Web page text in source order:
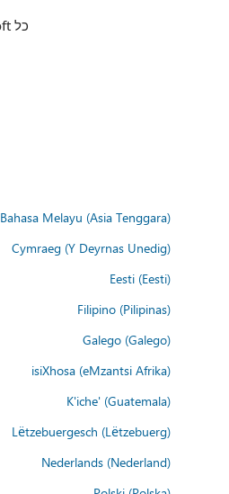
כל Microsoft
Bahasa Melayu (Asia Tenggara)
Cymraeg (Y Deyrnas Unedig)
Eesti (Eesti)
Filipino (Pilipinas)
Galego (Galego)
isiXhosa (eMzantsi Afrika)
K'iche' (Guatemala)
Lëtzebuergesch (Lëtzebuerg)
Nederlands (Nederland)